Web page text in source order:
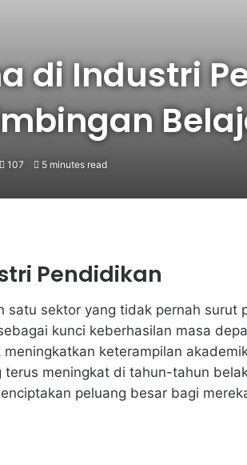
di Industri
107 5 minutes read
Pendidikan
satu sektor yang tidak pernah surut
kunci keberhasilan masa
keterampilan
meningkat di tahun-tahun
peluang besar bagi